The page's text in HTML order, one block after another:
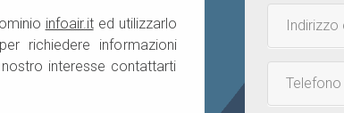
infoair.ited utilizzarlo
richiedere informazioni
interesse contattarti
Email
Telefono